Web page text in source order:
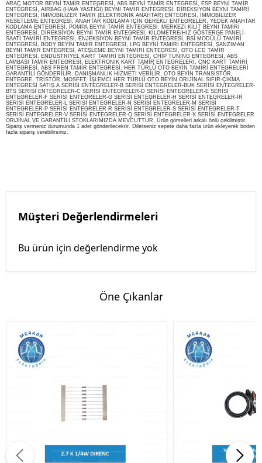
ARAÇ MOTOR BEYNİ TAMİR ENTEGRESİ, ABS BEYNİ TAMİR ENTEGRESİ, ESP BEYNİ TAMİR
ENTEGRESİ, AİRBAG (HAVA YASTIĞI) BEYNİ TAMİR ENTEGRESİ, DİREKSİYON BEYNİ TAMİRİ
ENTEGRESİ, İMMOBİLİZER TAMİR (ELEKTRONİK ANAHTAR) ENTEGRESİ, İMMOBİLİZER
RESETLEME ENTEGRESİ, ANAHTAR KODLAMA İÇİN GEREKLİ ENTEGRELER, YEDEK ANAHTAR
KODLAMA ENTEGRESİ, POMPA BEYNİ TAMİR ENTEGRESİ, MERKEZİ KİLİT BEYNİ TAMİRİ
ENTEGRESİ, DİREKSİYON BEYNİ TAMİR ENTEGRESİ, KİLOMETRE/HIZ GÖSTERGE PANELİ-
SAATİ TAMİRİ ENTEGRESİ, ENJEKSİYON BEYNİ TAMİR ENTEGRESİ, BSİ MODÜLÜ TAMİRİ
ENTEGRESİ, BODY BEYİN TAMİR ENTEGRESİ, LPG BEYNİ TAMİRİ ENTEGRESİ, ŞANZIMAN
BEYNİ TAMİR ENTEGRESİ, ATEŞLEME BEYNİ TAMİRİ ENTEGRESİ, OTO LCD TAMİR
ENTEGRESİ, ENDÜSTRİYEL KART TAMİRİ ENTEGRESİ, CHİP TUNİNG ENTEGRESİ, ABS
LAMBASI TAMİR ENTEGRESİ, ELEKTRONİK KART TAMİR ENTEGRELERİ, CNC KART TAMİRİ
ENTEGRESİ, ABS FREN TAMİR ENTEGRESİ, HER TÜRLÜ OTO BEYİN TAMİRİ ENTEGRELERİ
GARANTİLİ GÖNDERİLİR. DANIŞMANLIK HİZMETİ VERİLİR, OTO BEYİN TRANSİSTÖR,
ENTEGRE, TRİSTÖR, MOSFET, İŞLEMCİ HER TÜRLÜ OTO BEYİN ORİJİNAL SIFIR-ÇIKMA
ENTEGRESİ SATIŞ.A SERİSİ ENTEGRELER-B SERİSİ ENTEGRELER-BUK SERİSİ ENTEGRELER-
BTS SERİSİ ENTEGRELER-C SERİSİ ENTEGRELER-D SERİSİ ENTEGRELER-E SERİSİ
ENTEGRELER-F SERİSİ ENTEGRELER-G SERİSİ ENTEGRELER-H SERİSİ ENTEGRELER-IR
SERİSİ ENTEGRELER-L SERİSİ ENTEGRELER-N SERİSİ ENTEGRELER-M SERİSİ
ENTEGRELER-P SERİSİ ENTEGRELER-R SERİSİ ENTEGRELER-S SERİSİ ENTEGRELER-T
SERİSİ ENTEGRELER-V SERİSİ ENTEGRELER-Q SERİSİ ENTEGRELER-X SERİSİ ENTEGRELER
ORiJİNAL VE GARANTİLİ STOKLARIMIZDA MEVCUTTUR. Ürün görselleri arkalı önlü çekilmiştir.
Sipariş vermeniz durumunda 1 adet gönderilecektir. Dilerseniz sepete daha fazla ürün ekleyerek birden
fazla sipariş verebilirsiniz.
Müşteri Değerlendirmeleri
Bu ürün için değerlendirme yok
Öne Çıkanlar